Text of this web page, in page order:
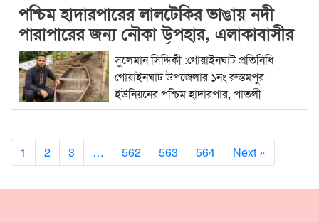
পশ্চিম হাদারপারের লালটেকির ভাঙায় নদী
পারাপারের জন্য নৌকা উপহার, এলাকাবাসীর
প্রশংসায় মেম্বার পদপ্রার্থী মাস্টার
বদরুজজামান
সুলেমান সিদ্দিকী :গোয়াইনঘাট প্রতিনিধি
গোয়াইনঘাট উপজেলার ১নং রুস্তমপুর
ইউনিয়নের পশ্চিম হাদারপার, পাতলী
বিস্তারিত...
1 2 3 … 562 563 564 Next »